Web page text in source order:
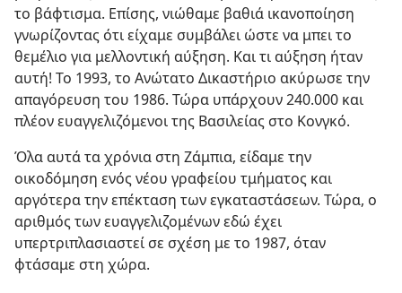
το βάφτισμα. Επίσης, νιώθαμε βαθιά ικανοποίηση
γνωρίζοντας ότι είχαμε συμβάλει ώστε να μπει το
θεμέλιο για μελλοντική αύξηση. Και τι αύξηση ήταν
αυτή! Το 1993, το Ανώτατο Δικαστήριο ακύρωσε την
απαγόρευση του 1986. Τώρα υπάρχουν 240.000 και
πλέον ευαγγελιζόμενοι της Βασιλείας στο Κονγκό.
Όλα αυτά τα χρόνια στη Ζάμπια, είδαμε την
οικοδόμηση ενός νέου γραφείου τμήματος και
αργότερα την επέκταση των εγκαταστάσεων. Τώρα, ο
αριθμός των ευαγγελιζομένων εδώ έχει
υπερτριπλασιαστεί σε σχέση με το 1987, όταν
φτάσαμε στη χώρα.